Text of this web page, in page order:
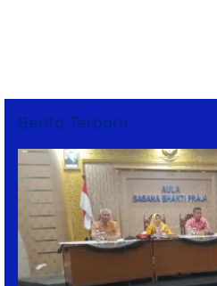
Berita Terbaru